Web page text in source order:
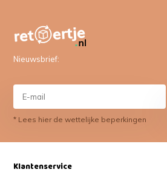
Nieuwsbrief:
* Lees hier de wettelijke beperkingen
Klantenservice